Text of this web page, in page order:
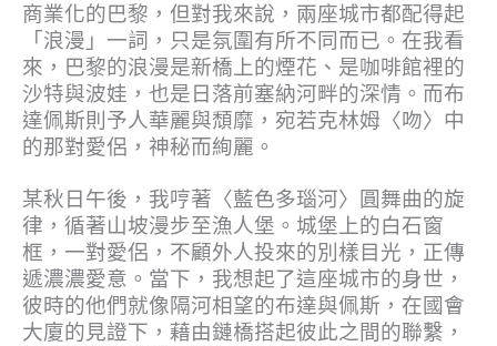
商業化的巴黎，但對我來說，兩座城市都配得起
「浪漫」一詞，只是氛圍有所不同而已。在我看
來，巴黎的浪漫是新橋上的煙花、是咖啡館裡的
沙特與波娃，也是日落前塞納河畔的深情。而布
達佩斯則予人華麗與頹靡，宛若克林姆〈吻〉中
的那對愛侶，神秘而絢麗。
某秋日午後，我哼著〈藍色多瑙河〉圓舞曲的旋
律，循著山坡漫步至漁人堡。城堡上的白石窗
框，一對愛侶，不顧外人投來的別樣目光，正傳
遞濃濃愛意。當下，我想起了這座城市的身世，
彼時的他們就像隔河相望的布達與佩斯，在國會
大廈的見證下，藉由鏈橋搭起彼此之間的聯繫，